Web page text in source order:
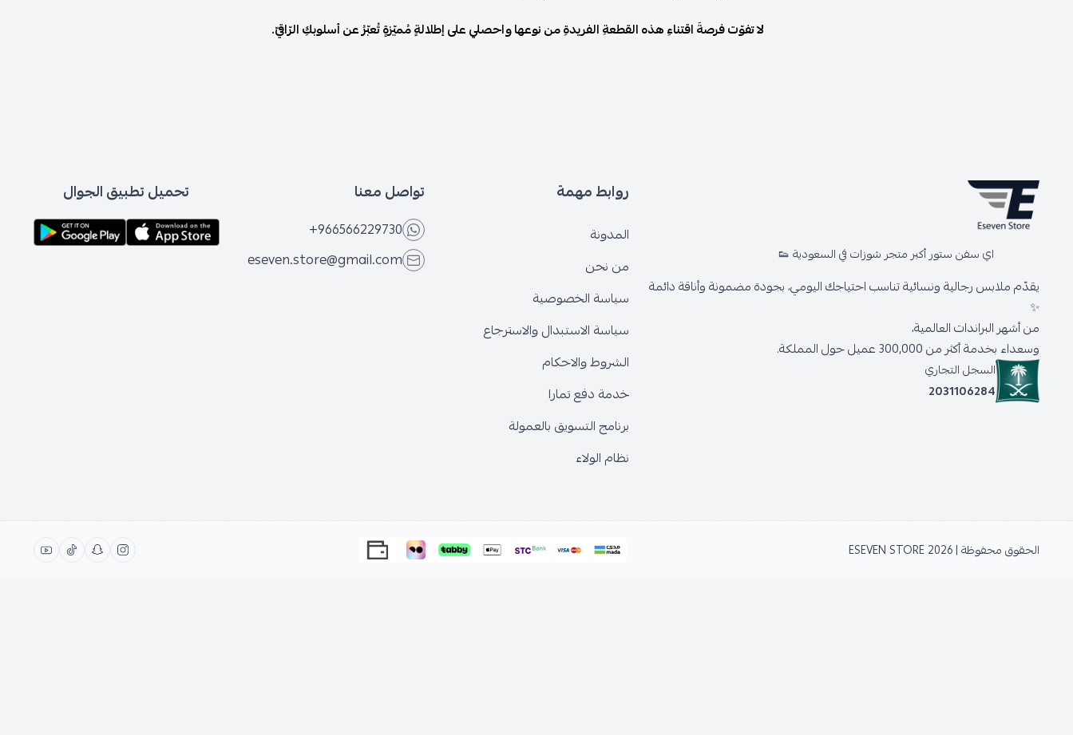
لا تفوّت فرصةَ اقتناءِ هذه القطعةِ الفريدةِ من نوعها واحصلي على إطلالةٍ مُميّزةٍ تُعبّرُ عن أسلوبكِ الرّاقيّ.
اي سفن ستور أكبر متجر شوزات في السعودية 👟
يقدّم ملابس رجالية ونسائية تناسب احتياجك اليومي، بجودة مضمونة وأناقة دائمة
✨
من أشهر البراندات العالمية،
وسعداء بخدمة أكثر من 300,000 عميل حول المملكة.
السجل التجاري
2031106284
روابط مهمة
المدونة
من نحن
سياسة الخصوصية
سياسة الاستبدال والاسترجاع
الشروط والاحكام
خدمة دفع تمارا
برنامج التسويق بالعمولة
نظام الولاء
تواصل معنا
+966566229730
eseven.store@gmail.com
تحميل تطبيق الجوال
الحقوق محفوظة | 2026 ESEVEN STORE